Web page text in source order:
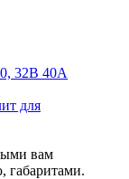
32В 40А
для
вам
габаритами.